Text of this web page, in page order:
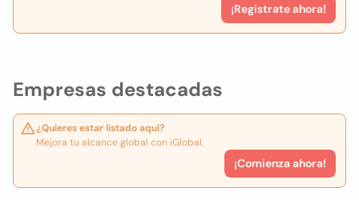
Empresas destacadas
¿Quieres estar listado aquí?
Mejora tu alcance global con iGlobal.
¡Comienza ahora!
¡Registrate ahora!